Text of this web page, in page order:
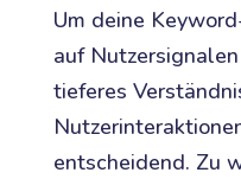
Um deine
auf
tieferes
entscheidend. Zu